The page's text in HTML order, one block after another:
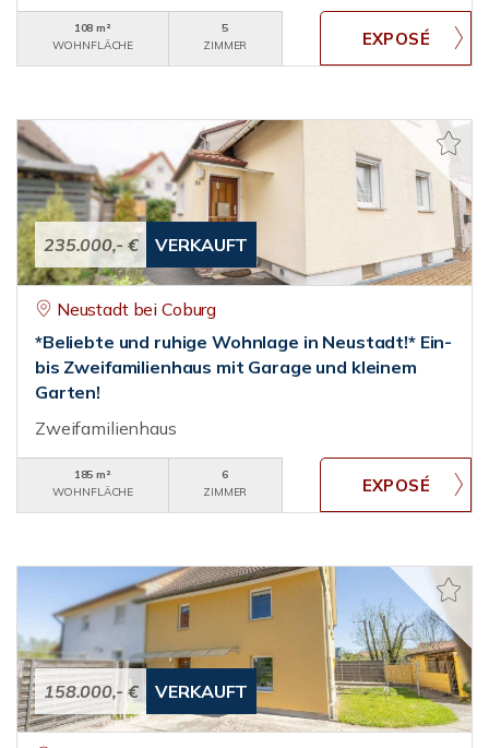
108 m²
WOHNFLÄCHE
5
ZIMMER
235.000,- € VERKAUFT
Neustadt bei Coburg
*Beliebte und ruhige Wohnlage in Neustadt!* Ein-
bis Zweifamilienhaus mit Garage und kleinem
Garten!
Zweifamilienhaus
185 m²
WOHNFLÄCHE
6
ZIMMER
158.000,- € VERKAUFT